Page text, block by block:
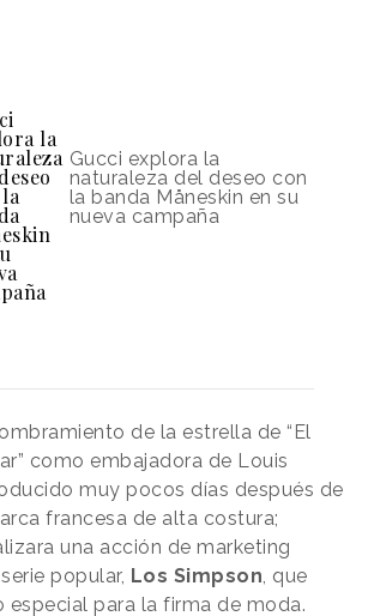
la
Gucci explora la
naturaleza del deseo con
la banda Måneskin en su
nueva campaña
de la estrella de “El
como embajadora de Louis
muy pocos días después de
francesa de alta costura;
una acción de marketing
popular, Los Simpson, que
especial para la firma de moda.